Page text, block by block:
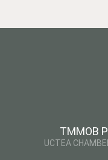
TMMOB
UCTEA